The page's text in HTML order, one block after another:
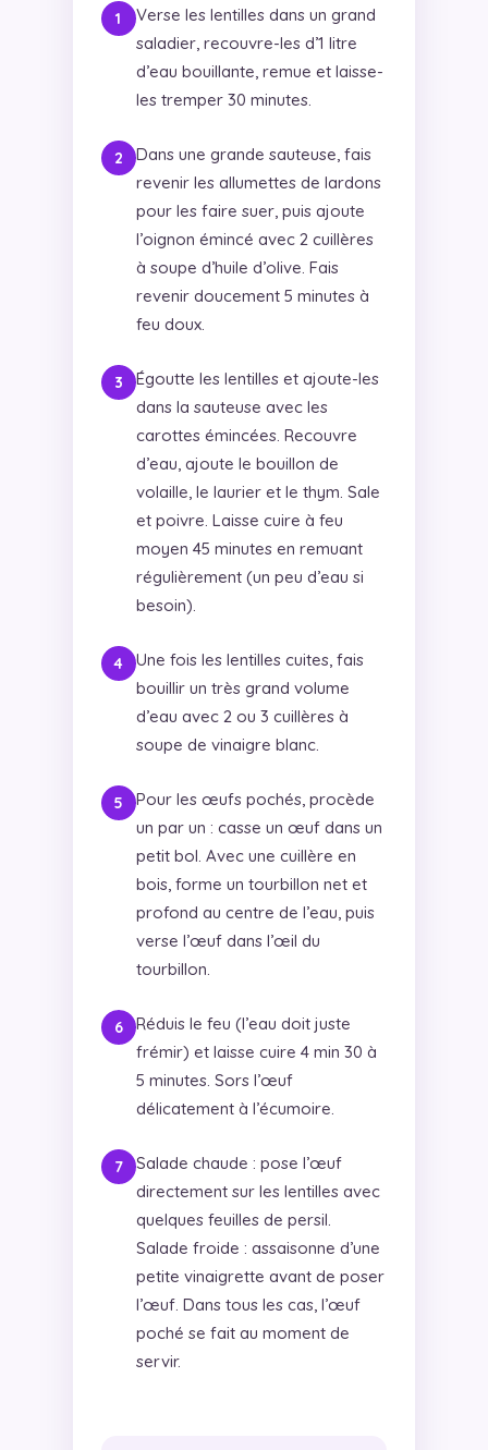
Verse les lentilles dans un grand
saladier, recouvre-les d’1 litre
d’eau bouillante, remue et laisse-
les tremper 30 minutes.
Dans une grande sauteuse, fais
revenir les allumettes de lardons
pour les faire suer, puis ajoute
l’oignon émincé avec 2 cuillères
à soupe d’huile d’olive. Fais
revenir doucement 5 minutes à
feu doux.
Égoutte les lentilles et ajoute-les
dans la sauteuse avec les
carottes émincées. Recouvre
d’eau, ajoute le bouillon de
volaille, le laurier et le thym. Sale
et poivre. Laisse cuire à feu
moyen 45 minutes en remuant
régulièrement (un peu d’eau si
besoin).
Une fois les lentilles cuites, fais
bouillir un très grand volume
d’eau avec 2 ou 3 cuillères à
soupe de vinaigre blanc.
Pour les œufs pochés, procède
un par un : casse un œuf dans un
petit bol. Avec une cuillère en
bois, forme un tourbillon net et
profond au centre de l’eau, puis
verse l’œuf dans l’œil du
tourbillon.
Réduis le feu (l’eau doit juste
frémir) et laisse cuire 4 min 30 à
5 minutes. Sors l’œuf
délicatement à l’écumoire.
Salade chaude : pose l’œuf
directement sur les lentilles avec
quelques feuilles de persil.
Salade froide : assaisonne d’une
petite vinaigrette avant de poser
l’œuf. Dans tous les cas, l’œuf
poché se fait au moment de
servir.